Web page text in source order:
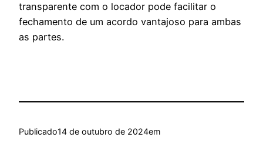
transparente com o locador pode facilitar o
fechamento de um acordo vantajoso para ambas
as partes.
Publicado14 de outubro de 2024em